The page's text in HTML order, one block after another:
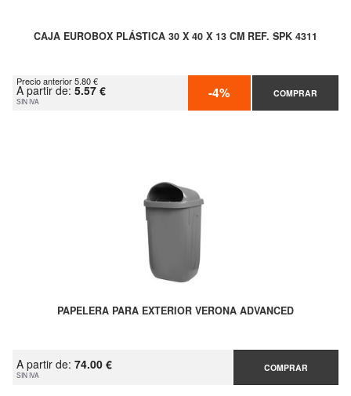
CAJA EUROBOX PLÁSTICA 30 X 40 X 13 CM REF. SPK 4311
Precio anterior 5.80 €
A partir de: 5.57 €
SIN IVA -4% COMPRAR
PAPELERA PARA EXTERIOR VERONA ADVANCED
A partir de: 74.00 €
SIN IVA
COMPRAR